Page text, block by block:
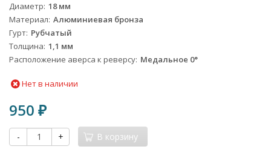
Диаметр 18 мм
Материал Алюминиевая бронза
Гурт Рубчатый
Толщина 1,1 мм
Расположение аверса к реверсу Медальное 0°
Нет в наличии
950 ₽
- + В корзину